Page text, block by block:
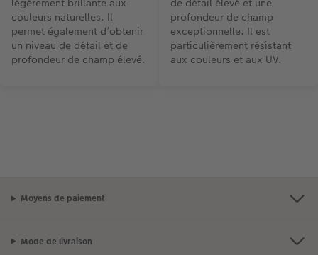
couleurs naturelles. Il
permet également d’obtenir
un niveau de détail et de
profondeur de champ élevé.
profondeur de champ
exceptionnelle. Il est
particulièrement résistant
aux couleurs et aux UV.
Moyens de paiement
Mode de livraison